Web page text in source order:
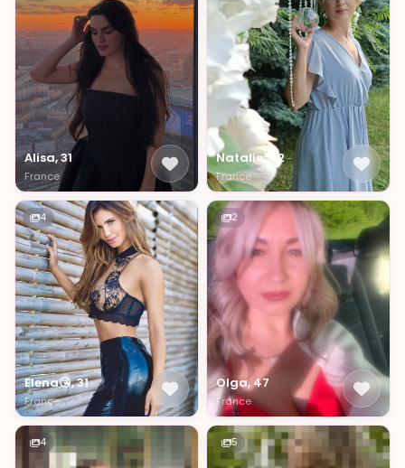
Alisa, 31
France
Natalie, 42
France
4
Elena😘, 31
France
2
Olga, 47
France
4 5